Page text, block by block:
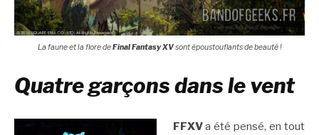
La faune et la flore deFinal Fantasy XVsont époustouflants de beauté !
Quatre garçons dans le vent
FFXVa été pensé, en tout